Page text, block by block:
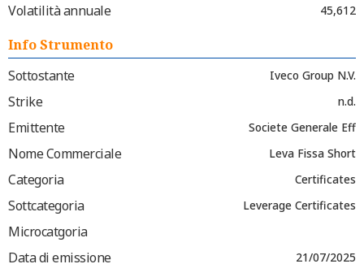
Volatilità annuale 45,612
Info Strumento
Sottostante
Iveco Group N.V.
Strike n.d.
Emittente Societe Generale Eff
Nome Commerciale Leva Fissa Short
Categoria Certificates
Sottcategoria Leverage Certificates
Microcatgoria
Data di emissione
21/07/2025